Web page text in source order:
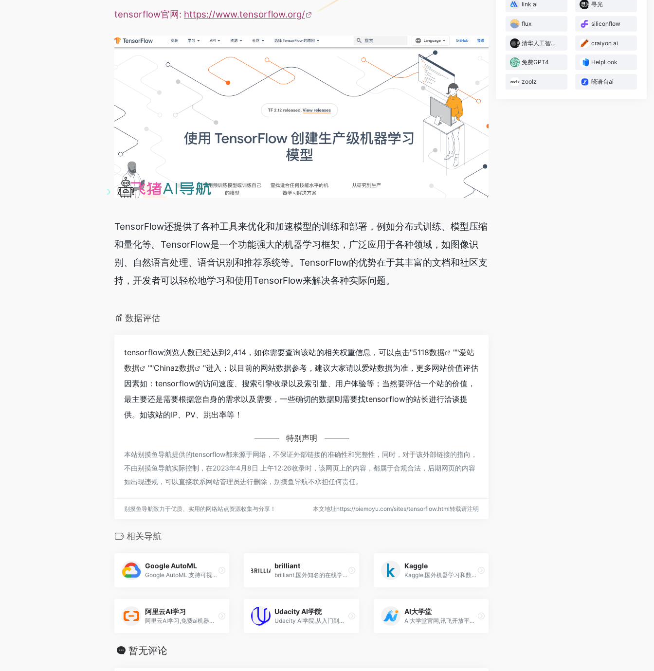
tensorflow官网: https://www.tensorflow.org/
TensorFlow还提供了各种工具来优化和加速模型的训练和部署，例如分布式训练、模型压缩
和量化等。TensorFlow是一个功能强大的机器学习框架，广泛应用于各种领域，如图像识
别、自然语言处理、语音识别和推荐系统等。TensorFlow的优势在于其丰富的文档和社区支
持，开发者可以轻松地学习和使用TensorFlow来解决各种实际问题。
数据评估
tensorflow浏览人数已经达到2,414，如你需要查询该站的相关权重信息，可以点击"5118数据 ""爱站
数据
""Chinaz数据
"进入；以目前的网站数据参考，建议大家请以爱站数据为准，更多网站价值评估
因素如：tensorflow的访问速度、搜索引擎收录以及索引量、用户体验等；当然要评估一个站的价值，
最主要还是需要根据您自身的需求以及需要，一些确切的数据则需要找tensorflow的站长进行洽谈提
供。如该站的IP、PV、跳出率等！
特别声明
本站别摸鱼导航提供的tensorflow都来源于网络，不保证外部链接的准确性和完整性，同时，对于该外部链接的指向，
不由别摸鱼导航实际控制，在2023年4月8日 上午12:26收录时，该网页上的内容，都属于合规合法，后期网页的内容
如出现违规，可以直接联系网站管理员进行删除，别摸鱼导航不承担任何责任。
别摸鱼导航致力于优质、实用的网络站点资源收集与分享！ 本文地址https://biemoyu.com/sites/tensorflow.html转载请注明
相关导航
Google AutoML
Google AutoML,支持可视化拖拽开发模式
brilliant
brilliant,国外知名的在线学习平台
Kaggle
Kaggle,国外机器学习和数据科学社区
阿里云AI学习
阿里云AI学习,免费ai机器学习课程,从入门到精通
Udacity AI学院
Udacity AI学院,从入门到高级的School of Al
AI大学堂
AI大学堂官网,讯飞开放平台打造的人工智能专业学习、交流和培训的在线学习平台
暂无评论
link ai 寻光
flux siliconflow
清华人工智能研究院 craiyon ai
免费GPT4 HelpLook
zoolz 晓语台ai